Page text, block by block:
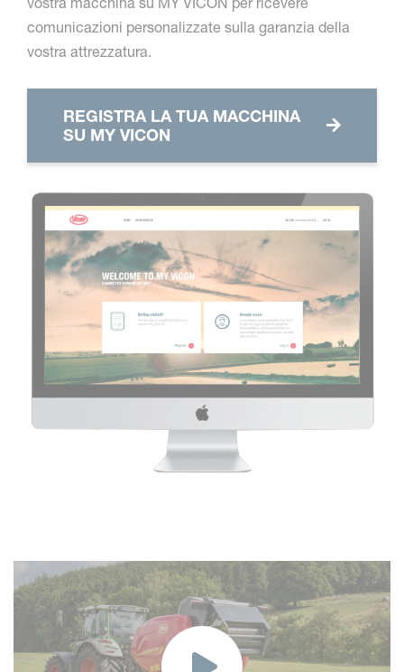
comunicazioni personalizzate sulla garanzia della
vostra attrezzatura.
REGISTRA LA TUA MACCHINA
SU MY VICON